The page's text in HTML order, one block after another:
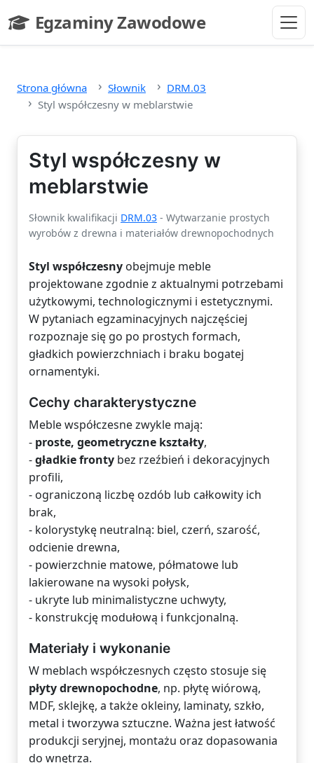
Egzaminy Zawodowe
- strona główna
Strona główna Słownik
DRM.03
Styl współczesny w meblarstwie
Styl współczesny w
meblarstwie
Słownik kwalifikacji DRM.03 - Wytwarzanie prostych
wyrobów z drewna i materiałów drewnopochodnych
Styl współczesny obejmuje meble
projektowane zgodnie z aktualnymi potrzebami
użytkowymi, technologicznymi i estetycznymi.
W pytaniach egzaminacyjnych najczęściej
rozpoznaje się go po prostych formach,
gładkich powierzchniach i braku bogatej
ornamentyki.
Cechy charakterystyczne
Meble współczesne zwykle mają:
- proste, geometryczne kształty,
-gładkie fronty bez rzeźbień i dekoracyjnych
profili,
- ograniczoną liczbę ozdób lub całkowity ich
brak,
- kolorystykę neutralną: biel, czerń, szarość,
odcienie drewna,
- powierzchnie matowe, półmatowe lub
lakierowane na wysoki połysk,
- ukryte lub minimalistyczne uchwyty,
- konstrukcję modułową i funkcjonalną.
Materiały i wykonanie
W meblach współczesnych często stosuje się
płyty drewnopochodne, np. płytę wiórową,
MDF, sklejkę, a także okleiny, laminaty, szkło,
metal i tworzywa sztuczne. Ważna jest łatwość
produkcji seryjnej, montażu oraz dopasowania
do wnętrza.